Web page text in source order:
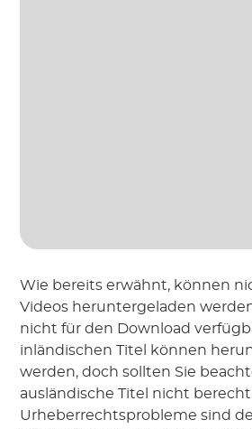
Wie bereits erwähnt, können
Videos heruntergeladen
nicht für den Download
inländischen Titel können
werden, doch sollten Sie
ausländische Titel nicht
Urheberrechtsprobleme sind